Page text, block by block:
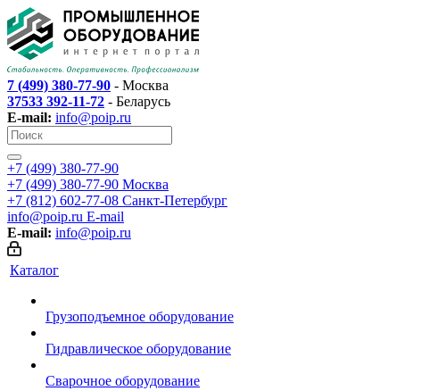
7 (499) 380-77-90 - Москва
37533 392-11-72 - Беларусь
E-mail: info@poip.ru
+7 (499) 380-77-90
+7 (499) 380-77-90 Москва
+7 (812) 602-77-08 Санкт-Петербург
info@poip.ru E-mail
E-mail: info@poip.ru
Каталог
Грузоподъемное оборудование
Гидравлическое оборудование
Сварочное оборудование